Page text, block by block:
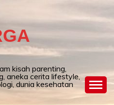
kisah parenting,
aneka cerita lifestyle,
dunia kesehatan